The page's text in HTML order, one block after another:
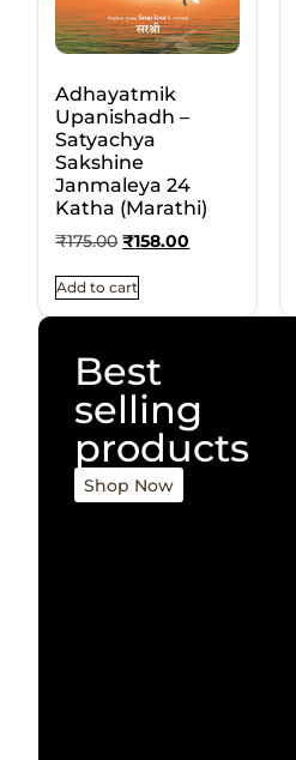
Adhayatmik
Upanishadh –
Satyachya
Sakshine
Janmaleya 24
Katha (Marathi)
₹175.00 ₹158.00
Add to cart
Best
selling
products
Shop Now